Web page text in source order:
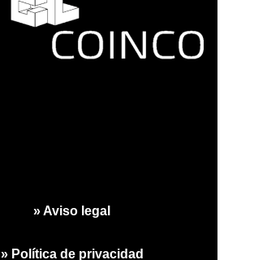
» Aviso legal
» Política de privacidad